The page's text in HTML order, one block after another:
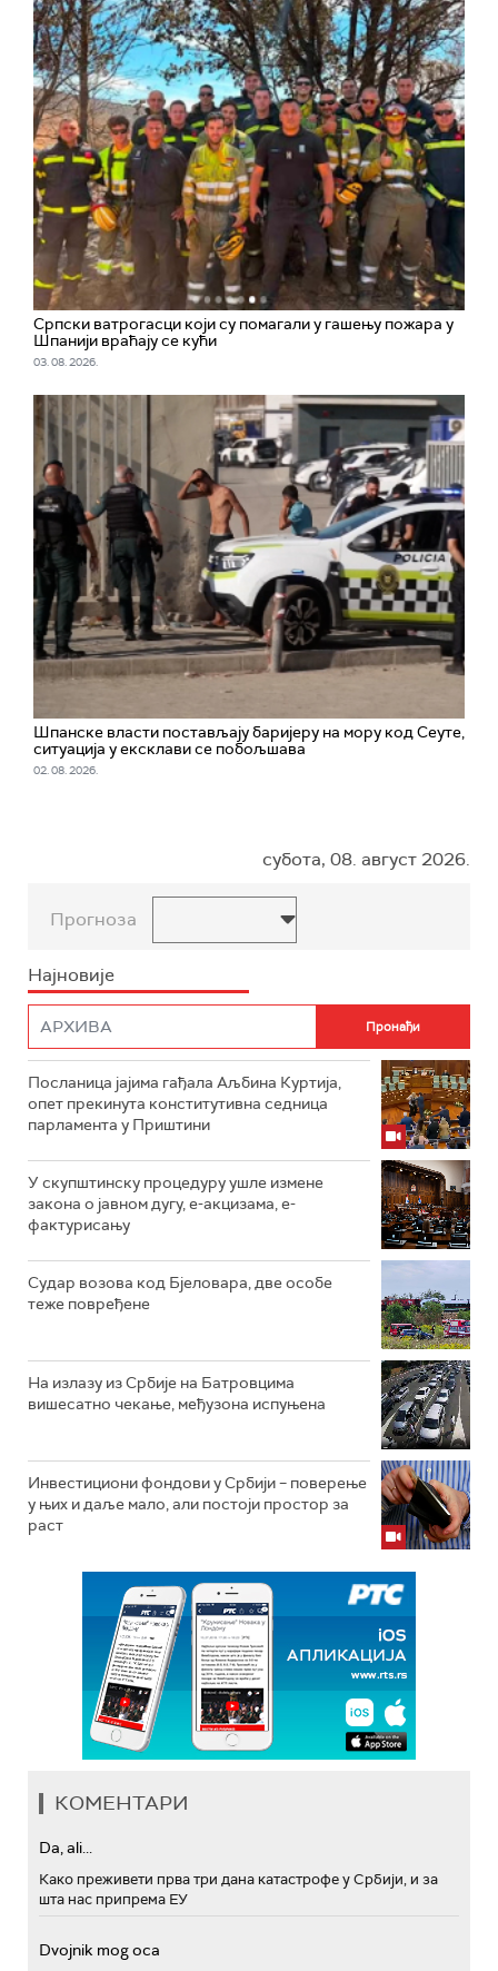
Српски ватрогасци који су помагали у гашењу пожара у
Шпанији враћају се кући
03. 08. 2026.
Шпанске власти постављају баријеру на мору код Сеуте,
ситуација у ексклави се побољшава
02. 08. 2026.
субота, 08. август 2026.
Прогноза
Најновије
Посланица јајима гађала Аљбина Куртија,
опет прекинута конститутивна седница
парламента у Приштини
У скупштинску процедуру ушле измене
закона о јавном дугу, е-акцизама, е-
фактурисању
Судар возова код Бјеловара, две особе
теже повређене
На излазу из Србије на Батровцима
вишесатно чекање, међузона испуњена
Инвестициони фондови у Србији – поверење
у њих и даље мало, али постоји простор за
раст
КОМЕНТАРИ
Da, ali...
Како преживети прва три дана катастрофе у Србији, и за
шта нас припрема ЕУ
Dvojnik mog oca